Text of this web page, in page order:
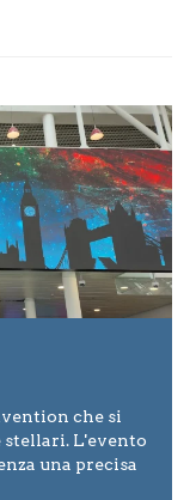
che si
stellari. L'evento
una precisa